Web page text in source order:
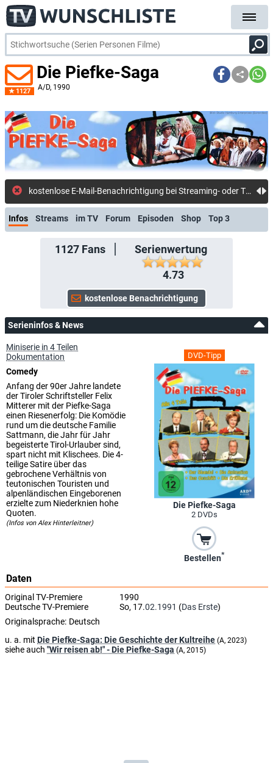
1127
Die Piefke-Saga
A/D, 1990
koste
Infos Streams im TV Forum Episoden Shop Top 3
1127Fans
Serienwertung
4.73
Serieninfos & News
DVD-Tipp
Die Piefke-Saga
2 DVDs
Bestellen*
Miniserie in 4 Teilen
Dokumentation
Comedy
Anfang der 90er Jahre landete
der Tiroler Schriftsteller Felix
Mitterer mit der Piefke-Saga
einen Riesenerfolg: Die Komödie
rund um die deutsche Familie
Sattmann, die Jahr für Jahr
begeisterte Tirol-Urlauber sind,
spart nicht mit Klischees. Die 4-
teilige Satire über das
gebrochene Verhältnis von
teutonischen Touristen und
alpenländischen Eingeborenen
erzielte zum Niederknien hohe
Quoten.
(Infos von Alex Hinterleitner)
Daten
Original TV-Premiere
1990
Deutsche TV-Premiere
So, 17.02.1991 (Das Erste)
Originalsprache: Deutsch
u. a. mit Die Piefke-Saga: Die Geschichte der Kultreihe (A, 2023)
siehe auch "Wir reisen ab!" - Die Piefke-Saga (A, 2015)